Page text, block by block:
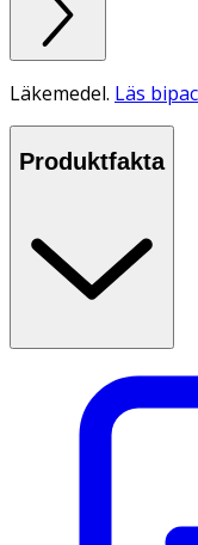
Läkemedel. Läs
Produktfakta